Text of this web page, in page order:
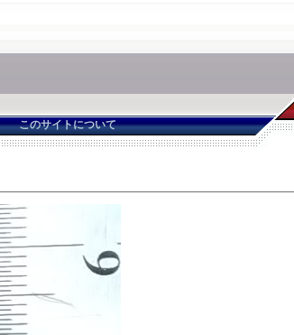
このサイトについて